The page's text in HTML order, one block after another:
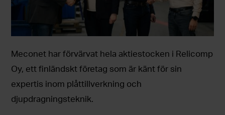
Meconet har förvärvat hela aktiestocken i Relicomp
Oy, ett finländskt företag som är känt för sin
expertis inom plåttillverkning och
djupdragningsteknik.